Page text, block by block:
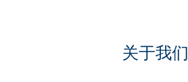
关于我们